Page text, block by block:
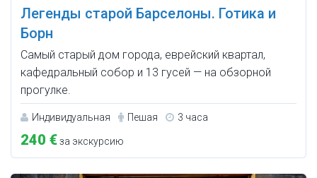
Легенды старой Барселоны. Готика и
Борн
Самый старый дом города, еврейский квартал,
кафедральный собор и 13 гусей — на обзорной
прогулке.
Индивидуальная Пешая 3 часа
240 €за экскурсию